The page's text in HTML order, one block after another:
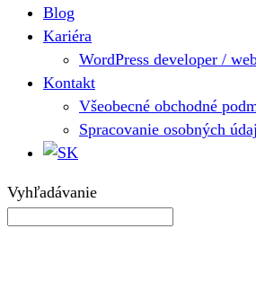
Blog
Kariéra
WordPress developer /
Kontakt
Všeobecné obchodné
Spracovanie osobných
Vyhľadávanie